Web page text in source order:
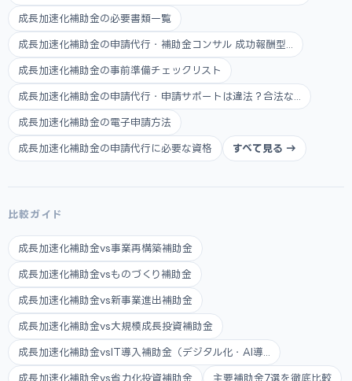
成長加速化補助金の必要書類一覧
成長加速化補助金の申請代行・補助金コンサル 成功報酬型...
成長加速化補助金の事前準備チェックリスト
成長加速化補助金の申請代行・申請サポートは違法？合法な...
成長加速化補助金の電子申請方法
成長加速化補助金の申請代行に必要な資格 すべて見る →
比較ガイド
成長加速化補助金vs事業再構築補助金
成長加速化補助金vsものづくり補助金
成長加速化補助金vs新事業進出補助金
成長加速化補助金vs大規模成長投資補助金
成長加速化補助金vsIT導入補助金（デジタル化・AI導...
成長加速化補助金vs省力化投資補助金 主要補助金7選を徹底比較